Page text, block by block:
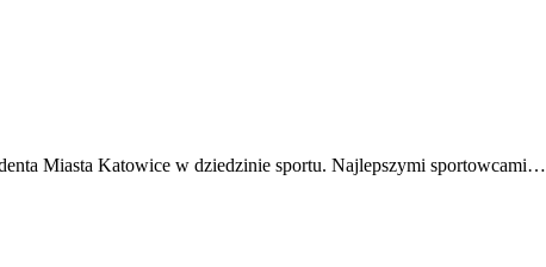
Miasta Katowice w dziedzinie sportu. Najlepszymi sportowcami…